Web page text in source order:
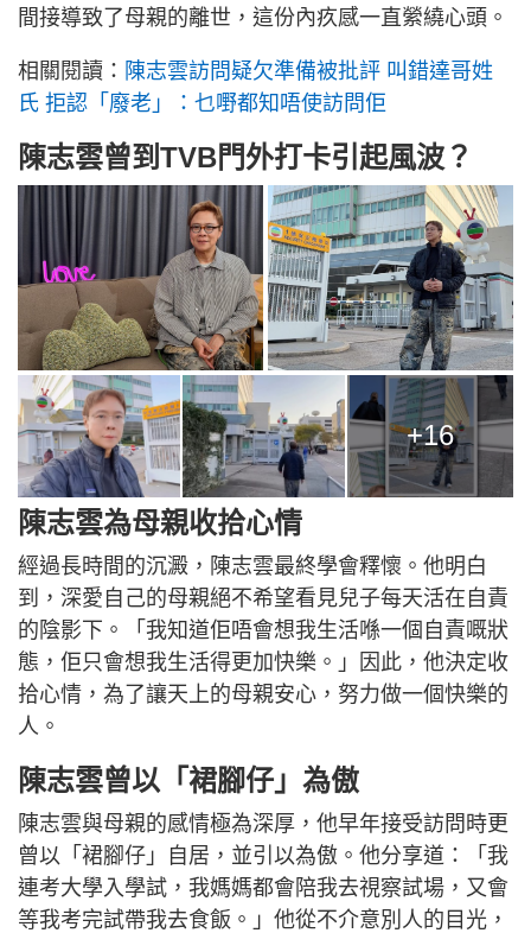
間接導致了母親的離世，這份內疚感一直縈繞心頭。
相關閱讀： 陳志雲訪問疑欠準備被批評 叫錯達哥姓
氏 拒認「廢老」：乜嘢都知唔使訪問佢
陳志雲曾到TVB門外打卡引起風波？
+16
陳志雲為母親收拾心情
經過長時間的沉澱，陳志雲最終學會釋懷。他明白
到，深愛自己的母親絕不希望看見兒子每天活在自責
的陰影下。「我知道佢唔會想我生活喺一個自責嘅狀
態，佢只會想我生活得更加快樂。」因此，他決定收
拾心情，為了讓天上的母親安心，努力做一個快樂的
人。
陳志雲曾以「裙腳仔」為傲
陳志雲與母親的感情極為深厚，他早年接受訪問時更
曾以「裙腳仔」自居，並引以為傲。他分享道：「我
連考大學入學試，我媽媽都會陪我去視察試場，又會
等我考完試帶我去食飯。」他從不介意別人的目光，